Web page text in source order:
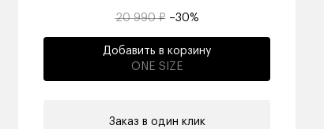
20 990 ₽ –30%
Добавить в корзину
ONE SIZE
Заказ в один клик